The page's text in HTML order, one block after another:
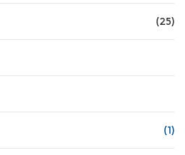
(25)
(1)